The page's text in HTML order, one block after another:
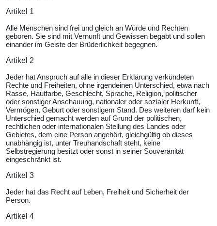
Artikel 1
Alle Menschen sind frei und gleich an Würde und Rechten
geboren. Sie sind mit Vernunft und Gewissen begabt und sollen
einander im Geiste der Brüderlichkeit begegnen.
Artikel 2
Jeder hat Anspruch auf alle in dieser Erklärung verkündeten
Rechte und Freiheiten, ohne irgendeinen Unterschied, etwa nach
Rasse, Hautfarbe, Geschlecht, Sprache, Religion, politischer
oder sonstiger Anschauung, nationaler oder sozialer Herkunft,
Vermögen, Geburt oder sonstigem Stand. Des weiteren darf kein
Unterschied gemacht werden auf Grund der politischen,
rechtlichen oder internationalen Stellung des Landes oder
Gebietes, dem eine Person angehört, gleichgültig ob dieses
unabhängig ist, unter Treuhandschaft steht, keine
Selbstregierung besitzt oder sonst in seiner Souveränität
eingeschränkt ist.
Artikel 3
Jeder hat das Recht auf Leben, Freiheit und Sicherheit der
Person.
Artikel 4